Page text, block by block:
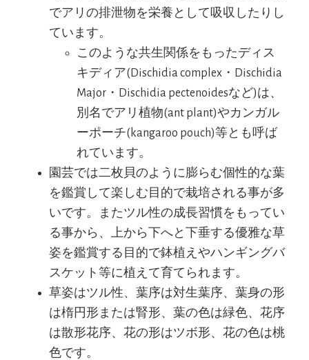
でアリの排泄物を栄養として吸収したりし
ています。
このような共生関係をもったディス
キディア(Dischidia complex・Dischidia
Major・Dischidia pectenoidesなど)は、
別名でアリ植物(ant plant)やカンガル
ーポーチ(kangaroo pouch)等とも呼ば
れています。
園芸では二枚貝のように膨らむ個性的な葉
を鑑賞して楽しむ目的で栽培される事が多
いです。またツル性の成長習慣をもってい
る事から、上から下へと下垂する優雅な草
姿を鑑賞する目的で鉢植えやハンギングバ
スケット等に植えて育てられます。
草姿はツル性、葉序は対生葉序、葉身の形
は楕円形または腎形、葉の色は緑色、花序
は散形花序、花の形はツボ形、花の色は桃
色です。